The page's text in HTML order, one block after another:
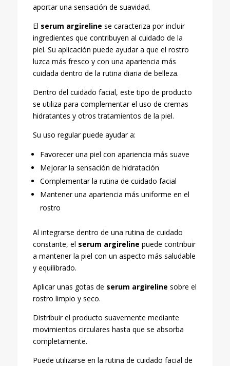
aportar una sensación de suavidad.
El serum argireline se caracteriza por incluir
ingredientes que contribuyen al cuidado de la
piel. Su aplicación puede ayudar a que el rostro
luzca más fresco y con una apariencia más
cuidada dentro de la rutina diaria de belleza.
Dentro del cuidado facial, este tipo de producto
se utiliza para complementar el uso de cremas
hidratantes y otros tratamientos de la piel.
Su uso regular puede ayudar a:
Favorecer una piel con apariencia más suave
Mejorar la sensación de hidratación
Complementar la rutina de cuidado facial
Mantener una apariencia más uniforme en el
rostro
Al integrarse dentro de una rutina de cuidado
constante, el serum argireline puede contribuir
a mantener la piel con un aspecto más saludable
y equilibrado.
Aplicar unas gotas de serum argireline sobre el
rostro limpio y seco.
Distribuir el producto suavemente mediante
movimientos circulares hasta que se absorba
completamente.
Puede utilizarse en la rutina de cuidado facial de